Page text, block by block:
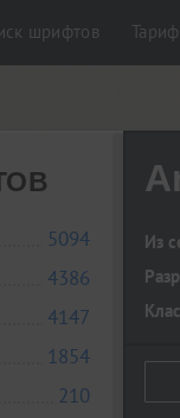
шрифтов
5094
4386
4147
1854
210
Из